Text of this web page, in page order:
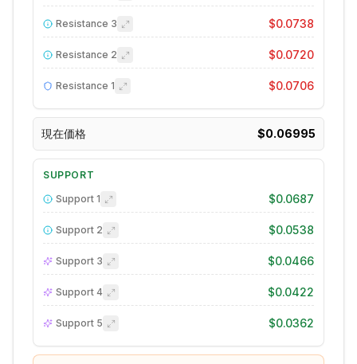
Resistance 3 $0.0738
Resistance 2 $0.0720
Resistance 1 $0.0706
現在価格 $0.06995
SUPPORT
Support 1 $0.0687
Support 2 $0.0538
Support 3 $0.0466
Support 4 $0.0422
Support 5 $0.0362